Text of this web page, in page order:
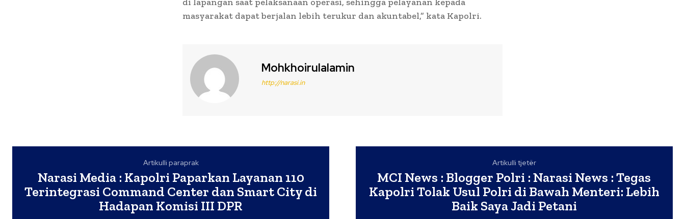
masyarakat dapat berjalan lebih terukur dan akuntabel,” kata Kapolri.
Mohkhoirulalamin
http://narasi.in
Artikulli paraprak
Narasi Media : Kapolri Paparkan Layanan 110
Terintegrasi Command Center dan Smart City di
Hadapan Komisi III DPR
Artikulli tjetër
MCI News : Blogger Polri : Narasi News : Tegas
Kapolri Tolak Usul Polri di Bawah Menteri: Lebih
Baik Saya Jadi Petani